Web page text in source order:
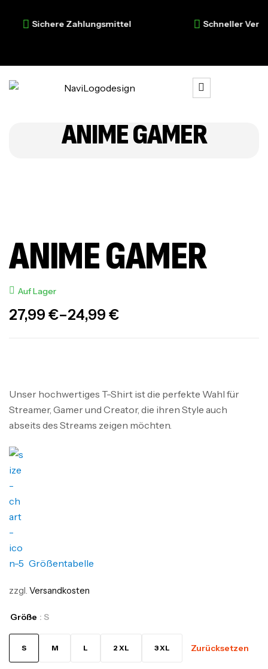
Sichere Zahlungsmittel Schneller Versand
ANIME GAMER
ANIME GAMER
Auf Lager
24,99 €
–
27,99 €
Unser hochwertiges T-Shirt ist die perfekte Wahl für
Streamer, Gamer und Creator, die ihren Style auch
abseits des Streams zeigen möchten.
Größentabelle
zzgl. Versandkosten
Größe : S
S M L 2 XL 3 XL Zurücksetzen